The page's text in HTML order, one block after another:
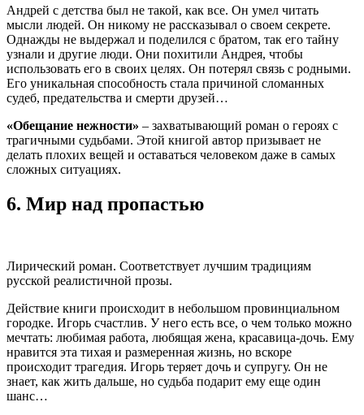
Андрей с детства был не такой, как все. Он умел читать
мысли людей. Он никому не рассказывал о своем секрете.
Однажды не выдержал и поделился с братом, так его тайну
узнали и другие люди. Они похитили Андрея, чтобы
использовать его в своих целях. Он потерял связь с родными.
Его уникальная способность стала причиной сломанных
судеб, предательства и смерти друзей…
«Обещание нежности» – захватывающий роман о героях с
трагичными судьбами. Этой книгой автор призывает не
делать плохих вещей и оставаться человеком даже в самых
сложных ситуациях.
6. Мир над пропастью
Лирический роман. Соответствует лучшим традициям
русской реалистичной прозы.
Действие книги происходит в небольшом провинциальном
городке. Игорь счастлив. У него есть все, о чем только можно
мечтать: любимая работа, любящая жена, красавица-дочь. Ему
нравится эта тихая и размеренная жизнь, но вскоре
происходит трагедия. Игорь теряет дочь и супругу. Он не
знает, как жить дальше, но судьба подарит ему еще один
шанс…